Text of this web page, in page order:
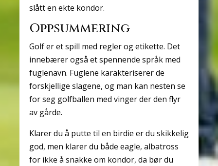
slått en ekte kondor.
Oppsummering
Golf er et spill med regler og etikette. Det
innebærer også et spennende språk med
fuglenavn. Fuglene karakteriserer de
forskjellige slagene, og man kan nesten se
for seg golfballen med vinger der den flyr
av gårde.
Klarer du å putte til en birdie er du skikkelig
god, men klarer du både eagle, albatross
for ikke å snakke om kondor, da bør du